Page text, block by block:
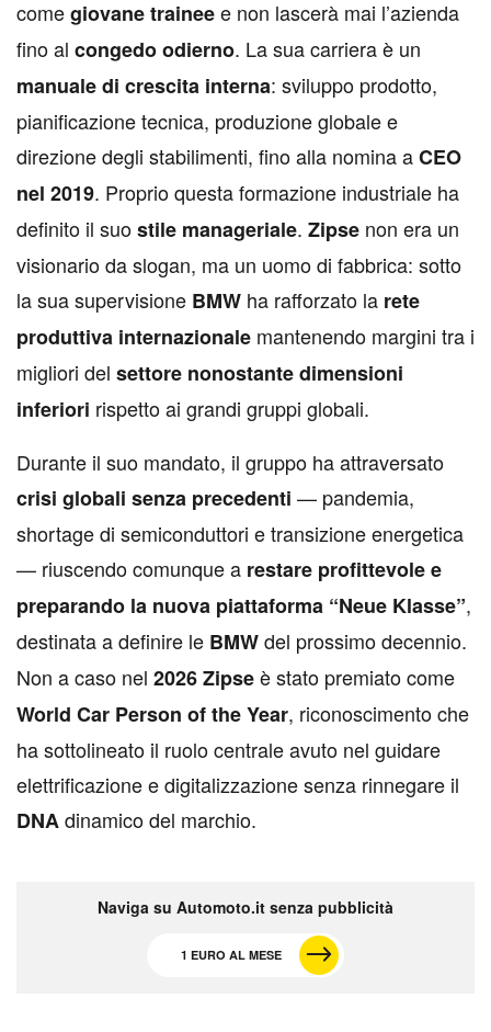
comegiovane traineee non lascerà mai l’azienda
fino al congedo odierno. La sua carriera è un
manuale di crescita interna: sviluppo prodotto,
pianificazione tecnica, produzione globale e
direzione degli stabilimenti, fino alla nomina aCEO
nel 2019. Proprio questa formazione industriale ha
definito il suostile manageriale. Zipse non era un
visionario da slogan, ma un uomo di fabbrica: sotto
la sua supervisione BMW ha rafforzato la rete
produttiva internazionale mantenendo margini tra i
migliori del settore nonostante dimensioni
inferiori rispetto ai grandi gruppi globali.
Durante il suo mandato, il gruppo ha attraversato
crisi globali senza precedenti — pandemia,
shortage di semiconduttori e transizione energetica
— riuscendo comunque a restare profittevole e
preparando la nuova piattaforma “Neue Klasse”,
destinata a definire le BMWdel prossimo decennio.
Non a caso nel 2026 Zipseè stato premiato come
World Car Person of the Year, riconoscimento che
ha sottolineato il ruolo centrale avuto nel guidare
elettrificazione e digitalizzazione senza rinnegare il
DNAdinamico del marchio.
Naviga su Automoto.it senza pubblicità
1 EURO AL MESE